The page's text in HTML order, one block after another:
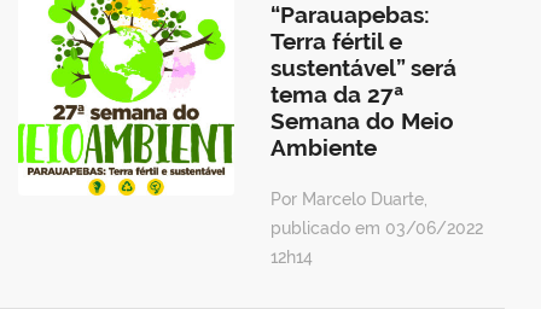
“Parauapebas:
Terra fértil e
sustentável” será
tema da 27ª
Semana do Meio
Ambiente
Por Marcelo Duarte,
publicado em 03/06/2022
12h14